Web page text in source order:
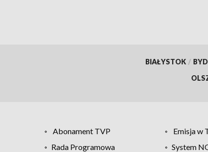
BIAŁYSTOK /
Abonament TVP Emisja w
Rada Programowa
System